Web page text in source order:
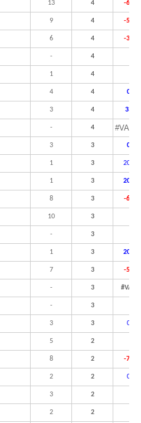
13 4 -
9 4 -
6 4 -
- 4
1 4
4 4 0,0%
3 4
- 4
3 3 0,0%
1 3
1 3
8 3 -
10 3
- 3
1 3
7 3 -
- 3
- 3
3 3 0,0%
5 2
8 2 -
2 2 0,0%
3 2
2 2